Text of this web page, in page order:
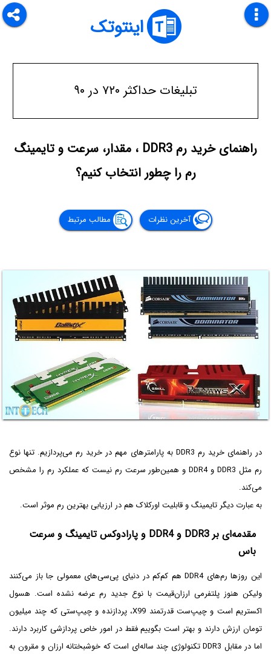
اینتوتک
تبلیغات حداکثر ۷۲۰ در ۹۰
راهنمای خرید رم DDR3 ، مقدار، سرعت و تایمینگ
رم را چطور انتخاب کنیم؟
آخرین نظرات مطالب مرتبط
در راهنمای خرید رم DDR3 به پارامترهای مهم در خرید رم می‌پردازیم. تنها نوع
رم مثل DDR3 و DDR4 و همین‌طور سرعت رم نیست که عملکرد رم را مشخص
می‌کند.
به عبارت دیگر تایمینگ و قابلیت اورکلاک هم در ارزیابی بهترین رم موثر است.
مقدمه‌ای بر DDR3 و DDR4 و پارادوکس تایمینگ و سرعت
باس
این روزها رم‌های DDR4 هم کم‌کم در دنیای پی‌سی‌های معمولی جا باز می‌کنند
ولیکن هنوز پلتفرمی ارزان‌قیمت با نوع جدید رم عرضه نشده است. هسول
اکستریم است و چیپ‌ست قدرتمند X99، پردازنده و چیپ‌ستی که چند میلیون
تومان ارزش دارند و بهتر است بگوییم فقط در امور خاص پردازشی کاربرد دارند.
اما در مقابل DDR3 تکنولوژی چند ساله‌ای است که خوشبختانه ارزان و مقرون به